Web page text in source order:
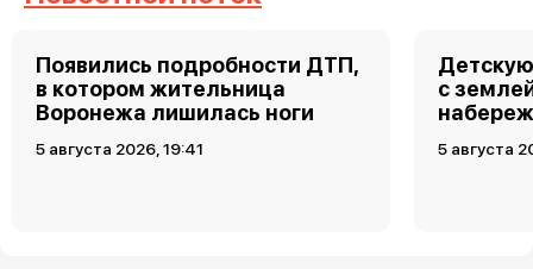
Появились подробности ДТП,
в котором жительница
Воронежа лишилась ноги
5 августа 2026, 19:41
с
5 августа